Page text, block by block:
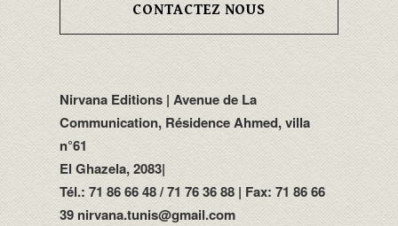
CONTACTEZ NOUS
Nirvana Editions | Avenue de La
Communication, Résidence Ahmed, villa
n°61
El Ghazela, 2083|
Tél.: 71 86 66 48 / 71 76 36 88 | Fax: 71 86 66
39 nirvana.tunis@gmail.com